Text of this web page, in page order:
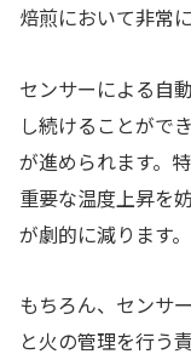
焙煎において非常
センサーによる自
し続けることがで
が進められます。
重要な温度上昇を
が劇的に減ります。
もちろん、センサ
と火の管理を行う